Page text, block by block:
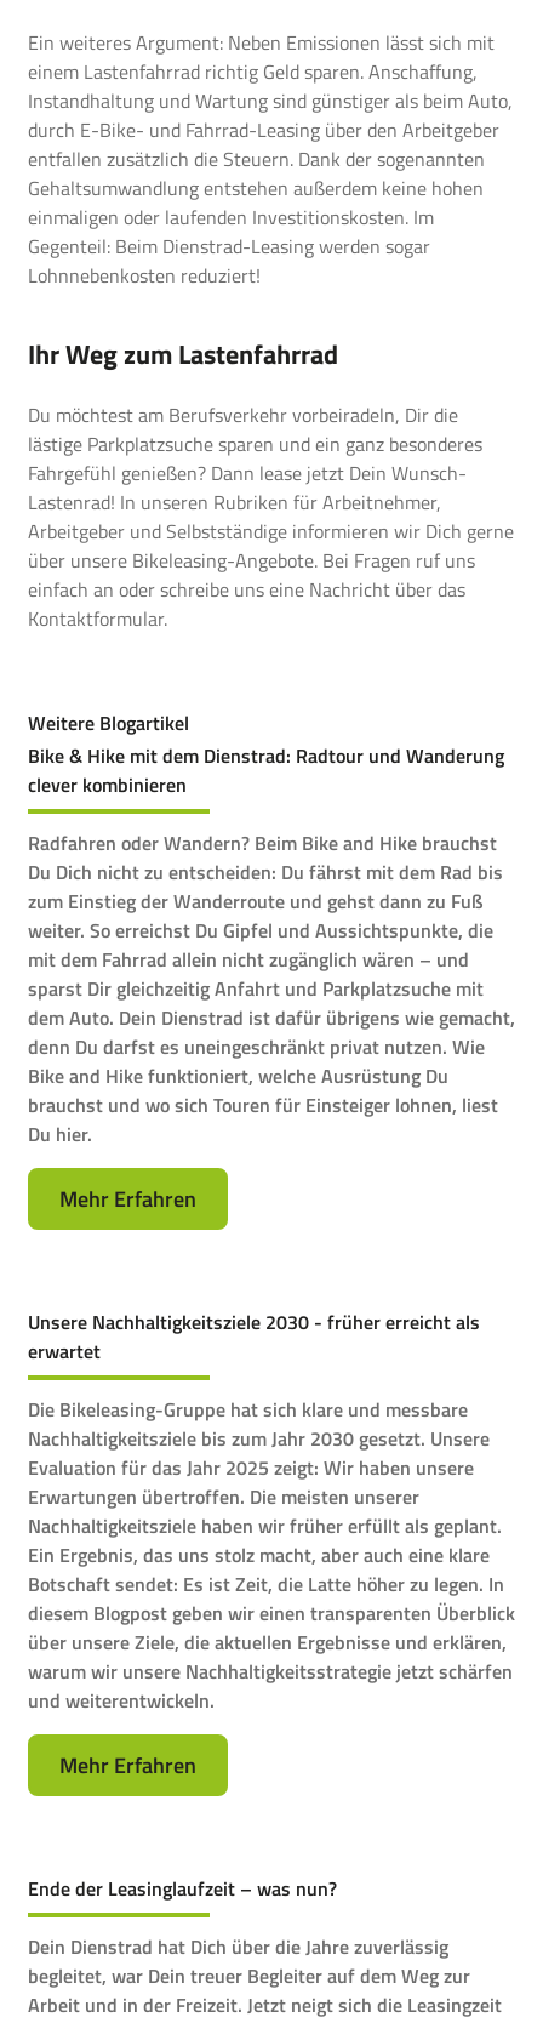
Ein weiteres Argument: Neben Emissionen lässt sich mit
einem Lastenfahrrad richtig Geld sparen. Anschaffung,
Instandhaltung und Wartung sind günstiger als beim Auto,
durch E-Bike- und Fahrrad-Leasing über den Arbeitgeber
entfallen zusätzlich die Steuern. Dank der sogenannten
Gehaltsumwandlung entstehen außerdem keine hohen
einmaligen oder laufenden Investitionskosten. Im
Gegenteil: Beim Dienstrad-Leasing werden sogar
Lohnnebenkosten reduziert!
Ihr Weg zum Lastenfahrrad
Du möchtest am Berufsverkehr vorbeiradeln, Dir die
lästige Parkplatzsuche sparen und ein ganz besonderes
Fahrgefühl genießen? Dann lease jetzt Dein Wunsch-
Lastenrad! In unseren Rubriken fürArbeitnehmer,
Arbeitgeber undSelbstständige informieren wir Dich gerne
über unsere Bikeleasing-Angebote. Bei Fragen ruf uns
einfach an oder schreibe uns eine Nachricht über das
Kontaktformular.
Weitere Blogartikel
Bike & Hike mit dem Dienstrad: Radtour und Wanderung
clever kombinieren
Radfahren oder Wandern? Beim Bike and Hike brauchst
Du Dich nicht zu entscheiden: Du fährst mit dem Rad bis
zum Einstieg der Wanderroute und gehst dann zu Fuß
weiter. So erreichst Du Gipfel und Aussichtspunkte, die
mit dem Fahrrad allein nicht zugänglich wären – und
sparst Dir gleichzeitig Anfahrt und Parkplatzsuche mit
dem Auto. Dein Dienstrad ist dafür übrigens wie gemacht,
denn Du darfst es uneingeschränkt privat nutzen. Wie
Bike and Hike funktioniert, welche Ausrüstung Du
brauchst und wo sich Touren für Einsteiger lohnen, liest
Du hier.
Mehr Erfahren
Unsere Nachhaltigkeitsziele 2030 - früher erreicht als
erwartet
Die Bikeleasing-Gruppe hat sich klare und messbare
Nachhaltigkeitsziele bis zum Jahr 2030 gesetzt. Unsere
Evaluation für das Jahr 2025 zeigt: Wir haben unsere
Erwartungen übertroffen. Die meisten unserer
Nachhaltigkeitsziele haben wir früher erfüllt als geplant.
Ein Ergebnis, das uns stolz macht, aber auch eine klare
Botschaft sendet: Es ist Zeit, die Latte höher zu legen. In
diesem Blogpost geben wir einen transparenten Überblick
über unsere Ziele, die aktuellen Ergebnisse und erklären,
warum wir unsere Nachhaltigkeitsstrategie jetzt schärfen
und weiterentwickeln.
Mehr Erfahren
Ende der Leasinglaufzeit – was nun?
Dein Dienstrad hat Dich über die Jahre zuverlässig
begleitet, war Dein treuer Begleiter auf dem Weg zur
Arbeit und in der Freizeit. Jetzt neigt sich die Leasingzeit